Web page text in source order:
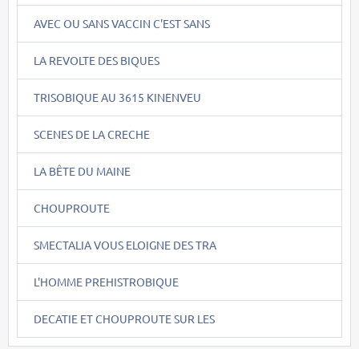
AVEC OU SANS VACCIN C'EST SANS
LA REVOLTE DES BIQUES
TRISOBIQUE AU 3615 KINENVEU
SCENES DE LA CRECHE
LA BÊTE DU MAINE
CHOUPROUTE
SMECTALIA VOUS ELOIGNE DES TRA
L'HOMME PREHISTROBIQUE
DECATIE ET CHOUPROUTE SUR LES